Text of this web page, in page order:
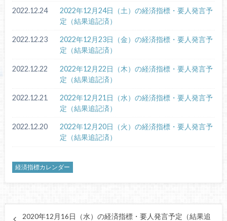
2022.12.24
2022年12月24日（土）の経済指標・要人発言予
定（結果追記済）
2022.12.23
2022年12月23日（金）の経済指標・要人発言予
定（結果追記済）
2022.12.22
2022年12月22日（木）の経済指標・要人発言予
定（結果追記済）
2022.12.21
2022年12月21日（水）の経済指標・要人発言予
定（結果追記済）
2022.12.20
2022年12月20日（火）の経済指標・要人発言予
定（結果追記済）
経済指標カレンダー
2020年12月16日（水）の経済指標・要人発言予定（結果追